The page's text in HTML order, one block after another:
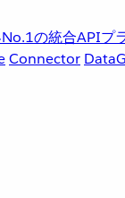
の統合APIプ
Connector